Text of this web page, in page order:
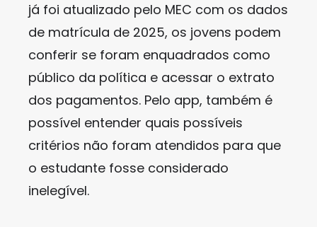
já foi atualizado pelo MEC com os dados
de matrícula de 2025, os jovens podem
conferir se foram enquadrados como
público da política e acessar o extrato
dos pagamentos. Pelo app, também é
possível entender quais possíveis
critérios não foram atendidos para que
o estudante fosse considerado
inelegível.